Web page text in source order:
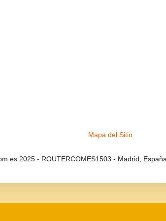
Mapa del Sitio
2025 - ROUTERCOMES1503 - Madrid,